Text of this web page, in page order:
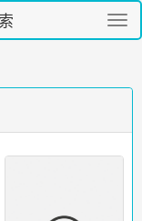
切
换